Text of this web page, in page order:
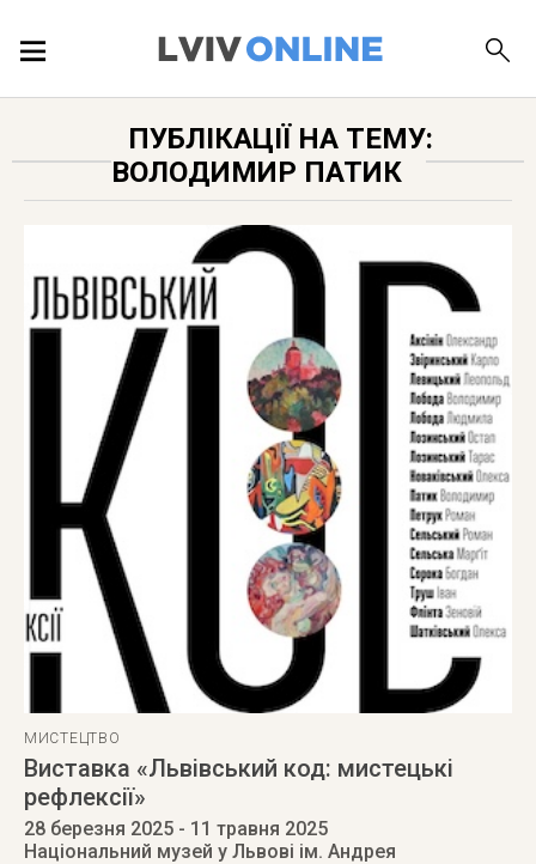
ЛОКАЦІЇ
ПУБЛІКАЦІЇ
ДОВІДКА
ПУБЛІКАЦІЇ НА ТЕМУ:
ВОЛОДИМИР ПАТИК
МИСТЕЦТВО
Виставка «Львівський код: мистецькі
рефлексії»
28 березня 2025 - 11 травня 2025
Національний музей у Львові ім. Андрея